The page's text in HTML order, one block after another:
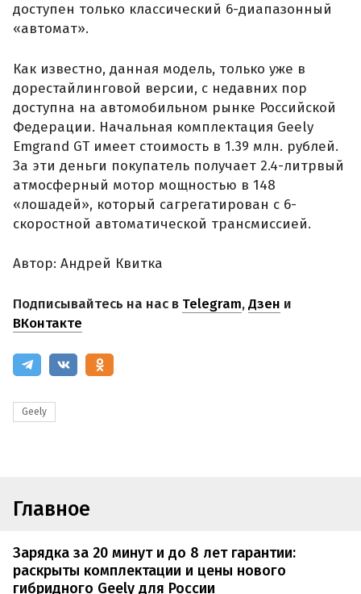
доступен только классический 6-диапазонный
«автомат».
Как известно, данная модель, только уже в
дорестайлинговой версии, с недавних пор
доступна на автомобильном рынке Российской
Федерации. Начальная комплектация Geely
Emgrand GT имеет стоимость в 1.39 млн. рублей.
За эти деньги покупатель получает 2.4-литрвый
атмосферный мотор мощностью в 148
«лошадей», который сагрегатирован с 6-
скоростной автоматической трансмиссией.
Автор: Андрей Квитка
Подписывайтесь на нас в Telegram,Дзен и
ВКонтакте
Geely
Главное
Зарядка за 20 минут и до 8 лет гарантии:
раскрыты комплектации и цены нового
гибридного Geely для России